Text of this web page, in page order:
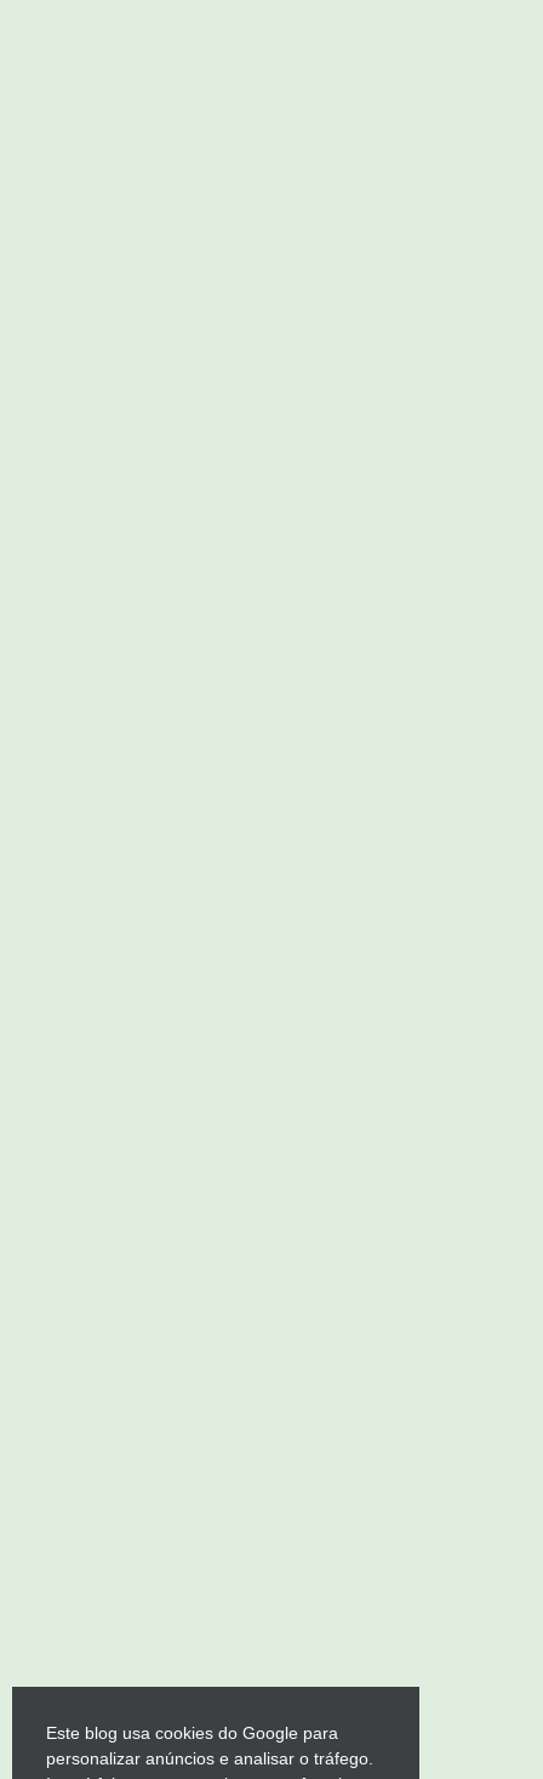
Este blog usa cookies do Google para
personalizar anúncios e analisar o tráfego.